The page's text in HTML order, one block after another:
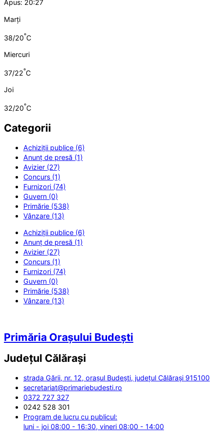
Apus: 20:27
Marți
38/20°C
Miercuri
37/22°C
Joi
32/20°C
Categorii
Achiziții publice (6)
Anunț de presă (1)
Avizier (27)
Concurs (1)
Furnizori (74)
Guvern (0)
Primărie (538)
Vânzare (13)
Achiziții publice (6)
Anunț de presă (1)
Avizier (27)
Concurs (1)
Furnizori (74)
Guvern (0)
Primărie (538)
Vânzare (13)
Primăria Orașului Budești
Județul Călărași
strada Gării, nr. 12, orașul Budești, județul Călărași 915100
secretariat@primariebudesti.ro
0372 727 327
0242 528 301
Program de lucru cu publicul:
luni - joi 08:00 - 16:30, vineri 08:00 - 14:00